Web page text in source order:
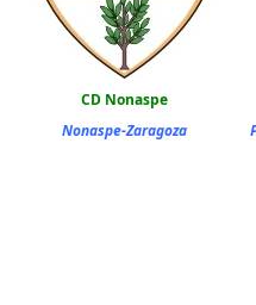
CD Nonaspe
Nonaspe-Zaragoza